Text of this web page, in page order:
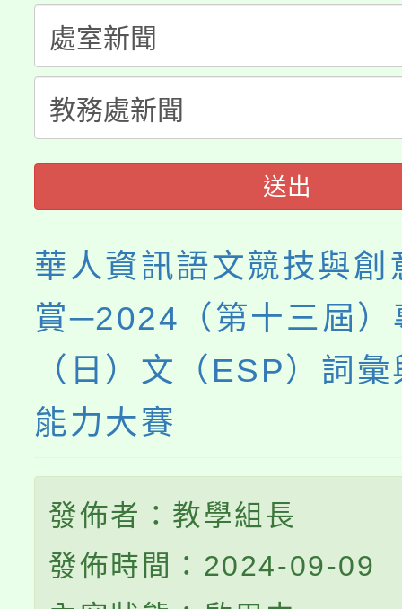
心理、諮商輔導、社會
系所師生報名參加。
門員」簡章及活動海報
踴躍報名參加。
要點
「桃園市補助參觀特色
展演活動實施計畫」
115年度「教育部表揚
義教育推展貢獻獎」
送出
華人資訊語文競技與創
賞─2024（第十三屆）
（日）文（ESP）詞
能力大賽
發佈者：教學組長
發佈時間：2024-09-09